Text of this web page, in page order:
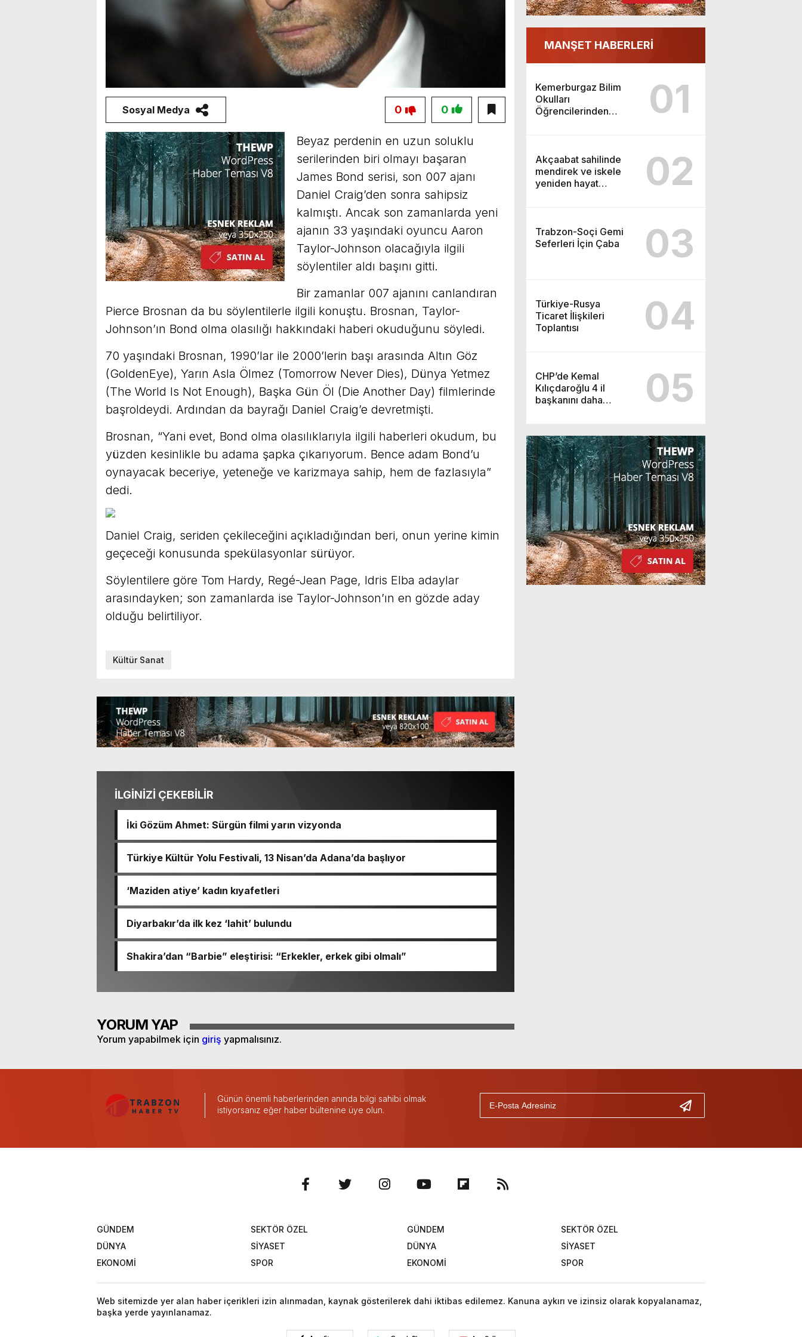
MANŞET HABERLERİ
Kemerburgaz Bilim
Okulları
Öğrencilerinden
01
Akçaabat sahilinde
mendirek ve iskele
yeniden hayat
02
Trabzon-Soçi Gemi
Seferleri İçin Çaba
03
Türkiye-Rusya
Ticaret İlişkileri
Toplantısı
04
CHP’de Kemal
Kılıçdaroğlu 4 il
başkanını daha
05
Sosyal Medya 0
0
Beyaz perdenin en uzun soluklu
serilerinden biri olmayı başaran
James Bond serisi, son 007 ajanı
Daniel Craig’den sonra sahipsiz
kalmıştı. Ancak son zamanlarda yeni
ajanın 33 yaşındaki oyuncu Aaron
Taylor-Johnson olacağıyla ilgili
söylentiler aldı başını gitti.
Bir zamanlar 007 ajanını canlandıran
Pierce Brosnan da bu söylentilerle ilgili konuştu. Brosnan, Taylor-
Johnson’ın Bond olma olasılığı hakkındaki haberi okuduğunu söyledi.
70 yaşındaki Brosnan, 1990’lar ile 2000’lerin başı arasında Altın Göz
(GoldenEye), Yarın Asla Ölmez (Tomorrow Never Dies), Dünya Yetmez
(The World Is Not Enough), Başka Gün Öl (Die Another Day) filmlerinde
başroldeydi. Ardından da bayrağı Daniel Craig’e devretmişti.
Brosnan, “Yani evet, Bond olma olasılıklarıyla ilgili haberleri okudum, bu
yüzden kesinlikle bu adama şapka çıkarıyorum. Bence adam Bond’u
oynayacak beceriye, yeteneğe ve karizmaya sahip, hem de fazlasıyla”
dedi.
Daniel Craig, seriden çekileceğini açıkladığından beri, onun yerine kimin
geçeceği konusunda spekülasyonlar sürüyor.
Söylentilere göre Tom Hardy, Regé-Jean Page, Idris Elba adaylar
arasındayken; son zamanlarda ise Taylor-Johnson’ın en gözde aday
olduğu belirtiliyor.
Kültür Sanat
İLGİNİZİ ÇEKEBİLİR
İki Gözüm Ahmet: Sürgün filmi yarın vizyonda
Türkiye Kültür Yolu Festivali, 13 Nisan’da Adana’da başlıyor
‘Maziden atiye’ kadın kıyafetleri
Diyarbakır’da ilk kez ‘lahit’ bulundu
Shakira’dan “Barbie” eleştirisi: “Erkekler, erkek gibi olmalı”
YORUM YAP
Yorum yapabilmek için giriş yapmalısınız.
Günün önemli haberlerinden anında bilgi sahibi olmak
istiyorsanız eğer haber bültenine üye olun.
GÜNDEM
SEKTÖR ÖZEL
DÜNYA
SİYASET
EKONOMİ
SPOR
GÜNDEM
SEKTÖR ÖZEL
DÜNYA
SİYASET
EKONOMİ
SPOR
Web sitemizde yer alan haber içerikleri izin alınmadan, kaynak gösterilerek dahi iktibas edilemez. Kanuna aykırı ve izinsiz olarak kopyalanamaz,
başka yerde yayınlanamaz.